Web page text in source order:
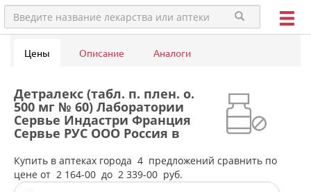
Цены Описание Аналоги
Детралекс (табл. п. плен. о.
500 мг № 60) Лаборатории
Сервье Индастри Франция
Сервье РУС ООО Россия в
аптеках города Невьянска
Купить в аптеках города 4 предложений сравнить по
цене от 2 164-00 до 2 339-00 руб.